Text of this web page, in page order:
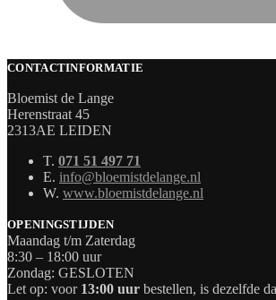
CONTACTINFORMATIE
Bloemist de Lange
Herenstraat 45
2313AE LEIDEN
T. 071 51 497 71
E. info@bloemistdelange.nl
W. www.bloemistdelange.nl
OPENINGSTIJDEN
Maandag t/m Zaterdag
8:30 – 18:00 uur
Zondag: GESLOTEN
Let op: voor 13:00 uur bestellen, is dezelfde